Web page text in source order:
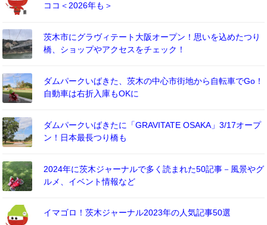
ココ＜2026年も＞
茨木市にグラヴィテート大阪オープン！思いを込めたつり
橋、ショップやアクセスをチェック！
ダムパークいばきた、茨木の中心市街地から自転車でGo！
自動車は右折入庫もOKに
ダムパークいばきたに「GRAVITATE OSAKA」3/17オープ
ン！日本最長つり橋も
2024年に茨木ジャーナルで多く読まれた50記事－風景やグ
ルメ、イベント情報など
イマゴロ！茨木ジャーナル2023年の人気記事50選